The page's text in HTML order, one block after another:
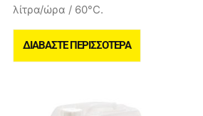
λίτρα/ώρα / 60°C.
ΔΙΑΒΆΣΤΕ ΠΕΡΙΣΣΌΤΕΡΑ